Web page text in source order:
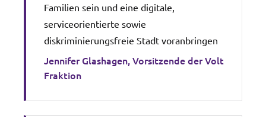
Familien sein und eine digitale,
serviceorientierte sowie
diskriminierungsfreie Stadt voranbringen
Jennifer Glashagen, Vorsitzende der Volt
Fraktion